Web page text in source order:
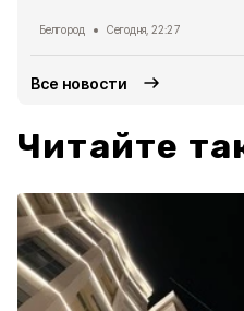
Белгород Сегодня, 22:27
Все новости
Читайте